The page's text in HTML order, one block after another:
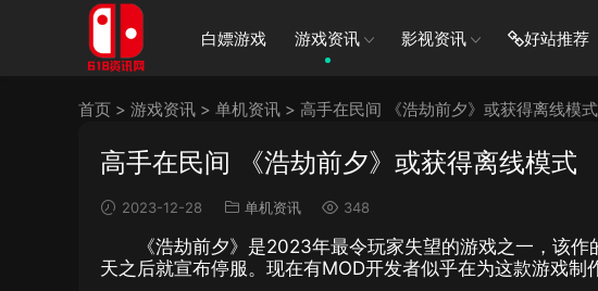
白嫖游戏 游戏资讯 影视资讯 好站推荐
首页 > 游戏资讯 > 单机资讯 > 高手在民间 《浩劫前夕》或获得离线模式
高手在民间 《浩劫前夕》或获得离线模式
2023-12-28 单机资讯 348
《浩劫前夕》是2023年最令玩家失望的游戏之一，该
天之后就宣布停服。现在有MOD开发者似乎在为这款游戏制